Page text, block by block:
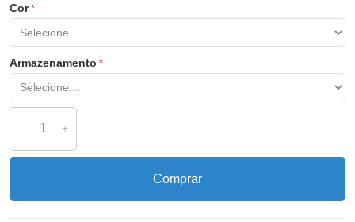
Cor
Armazenamento
Comprar